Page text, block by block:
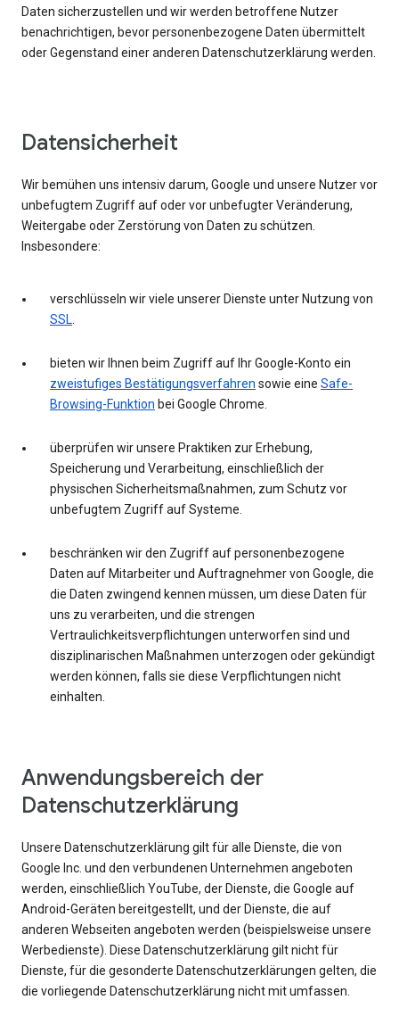
Daten sicherzustellen und wir werden betroffene Nutzer
benachrichtigen, bevor personenbezogene Daten übermittelt
oder Gegenstand einer anderen Datenschutzerklärung werden.
Datensicherheit
Wir bemühen uns intensiv darum, Google und unsere Nutzer vor
unbefugtem Zugriff auf oder vor unbefugter Veränderung,
Weitergabe oder Zerstörung von Daten zu schützen.
Insbesondere:
verschlüsseln wir viele unserer Dienste unter Nutzung von
SSL.
bieten wir Ihnen beim Zugriff auf Ihr Google-Konto ein
zweistufiges Bestätigungsverfahren sowie eine Safe-
Browsing-Funktion bei Google Chrome.
überprüfen wir unsere Praktiken zur Erhebung,
Speicherung und Verarbeitung, einschließlich der
physischen Sicherheitsmaßnahmen, zum Schutz vor
unbefugtem Zugriff auf Systeme.
beschränken wir den Zugriff auf personenbezogene
Daten auf Mitarbeiter und Auftragnehmer von Google, die
die Daten zwingend kennen müssen, um diese Daten für
uns zu verarbeiten, und die strengen
Vertraulichkeitsverpflichtungen unterworfen sind und
disziplinarischen Maßnahmen unterzogen oder gekündigt
werden können, falls sie diese Verpflichtungen nicht
einhalten.
Anwendungsbereich der
Datenschutzerklärung
Unsere Datenschutzerklärung gilt für alle Dienste, die von
Google Inc. und den verbundenen Unternehmen angeboten
werden, einschließlich YouTube, der Dienste, die Google auf
Android-Geräten bereitgestellt, und der Dienste, die auf
anderen Webseiten angeboten werden (beispielsweise unsere
Werbedienste). Diese Datenschutzerklärung gilt nicht für
Dienste, für die gesonderte Datenschutzerklärungen gelten, die
die vorliegende Datenschutzerklärung nicht mit umfassen.